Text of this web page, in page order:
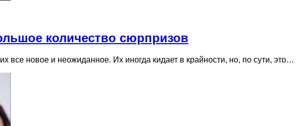
количество сюрпризов
новое и неожиданное. Их иногда кидает в крайности, но, по сути, это…